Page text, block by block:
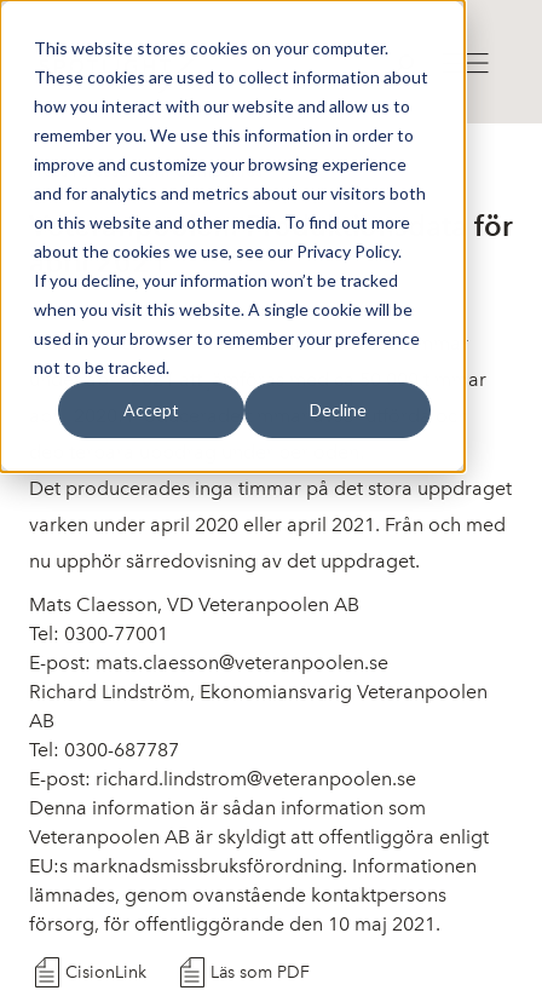
This website stores cookies on your computer.
These cookies are used to collect information about
how you interact with our website and allow us to
remember you. We use this information in order to
improve and customize your browsing experience
and for analytics and metrics about our visitors both
on this website and other media. To find out more
about the cookies we use, see our Privacy Policy.
If you decline, your information won’t be tracked
when you visit this website. A single cookie will be
used in your browser to remember your preference
not to be tracked.
Accept Decline
Press release from Companies
Publicerat: 2021-05-10 15:56:48
Veteranpoolen: Produktionsdata för
april 2021
Veteranpoolen AB producerade ca 66 500 timmar
under april 2021 att jämföras med ca 50 000 timmar
april 2020. Producerade timmar avser utförda och
Det producerades inga timmar på det stora uppdraget
varken under april 2020 eller april 2021. Från och med
nu upphör särredovisning av det uppdraget.
Mats Claesson, VD Veteranpoolen AB
Tel: 0300-77001
E-post: mats.claesson@veteranpoolen.se
Richard Lindström, Ekonomiansvarig Veteranpoolen
AB
Tel: 0300-687787
E-post: richard.lindstrom@veteranpoolen.se
Denna information är sådan information som
Veteranpoolen AB är skyldigt att offentliggöra enligt
EU:s marknadsmissbruksförordning. Informationen
lämnades, genom ovanstående kontaktpersons
försorg, för offentliggörande den 10 maj 2021.
CisionLink Läs som PDF